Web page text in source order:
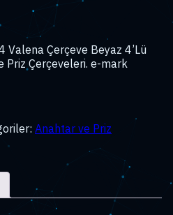
Çerçeve Beyaz 4’Lü
Priz Çerçeveleri. e-mark
Anahtar ve Priz